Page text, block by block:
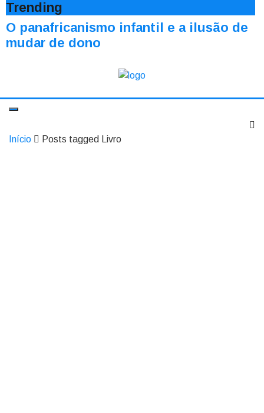
Trending
O panafricanismo infantil e a ilusão de
mudar de dono
Início Posts tagged Livro